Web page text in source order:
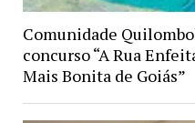
Comunidade
concurso “A Rua
Mais Bonita de Goiás”